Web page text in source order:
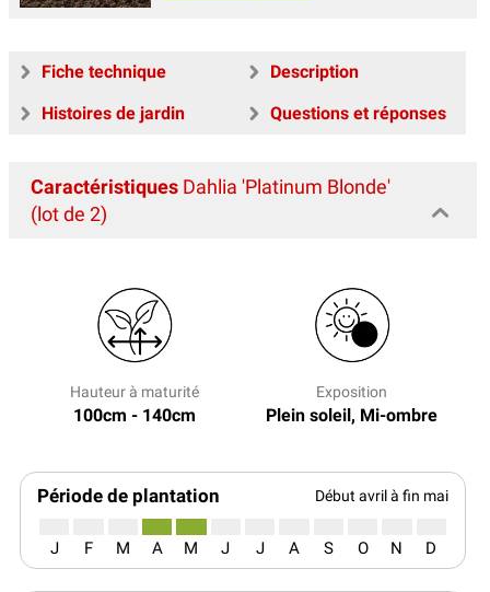
Fiche technique
Description
Histoires de jardin
Questions et réponses
Caractéristiques Dahlia 'Platinum Blonde'
(lot de 2)
Hauteur à maturité
100cm - 140cm
Exposition
Plein soleil, Mi-ombre
Période de plantation Début avril à fin mai
J F M A M J J A S O N D